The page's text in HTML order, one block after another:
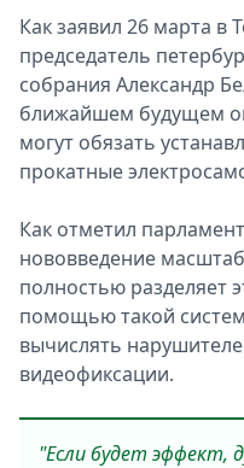
Как заявил 26 марта в
председатель
собрания Александр
ближайшем будущем
могут обязать
прокатные
Как отметил
нововведение
полностью разделяет
помощью такой
вычислять
видеофиксации.
"Если будет эффект,